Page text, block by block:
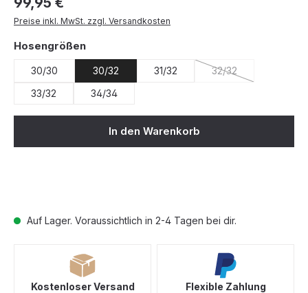
Preise inkl. MwSt. zzgl. Versandkosten
Auf Lager. Voraussichtlich in 2-4 Tagen bei dir.
Hosengrößenauswählen
30/30 30/32 31/32 32/32
(Diese Option ist
33/32 34/34
In den Warenkorb
Kostenloser Versand Flexible Zahlung